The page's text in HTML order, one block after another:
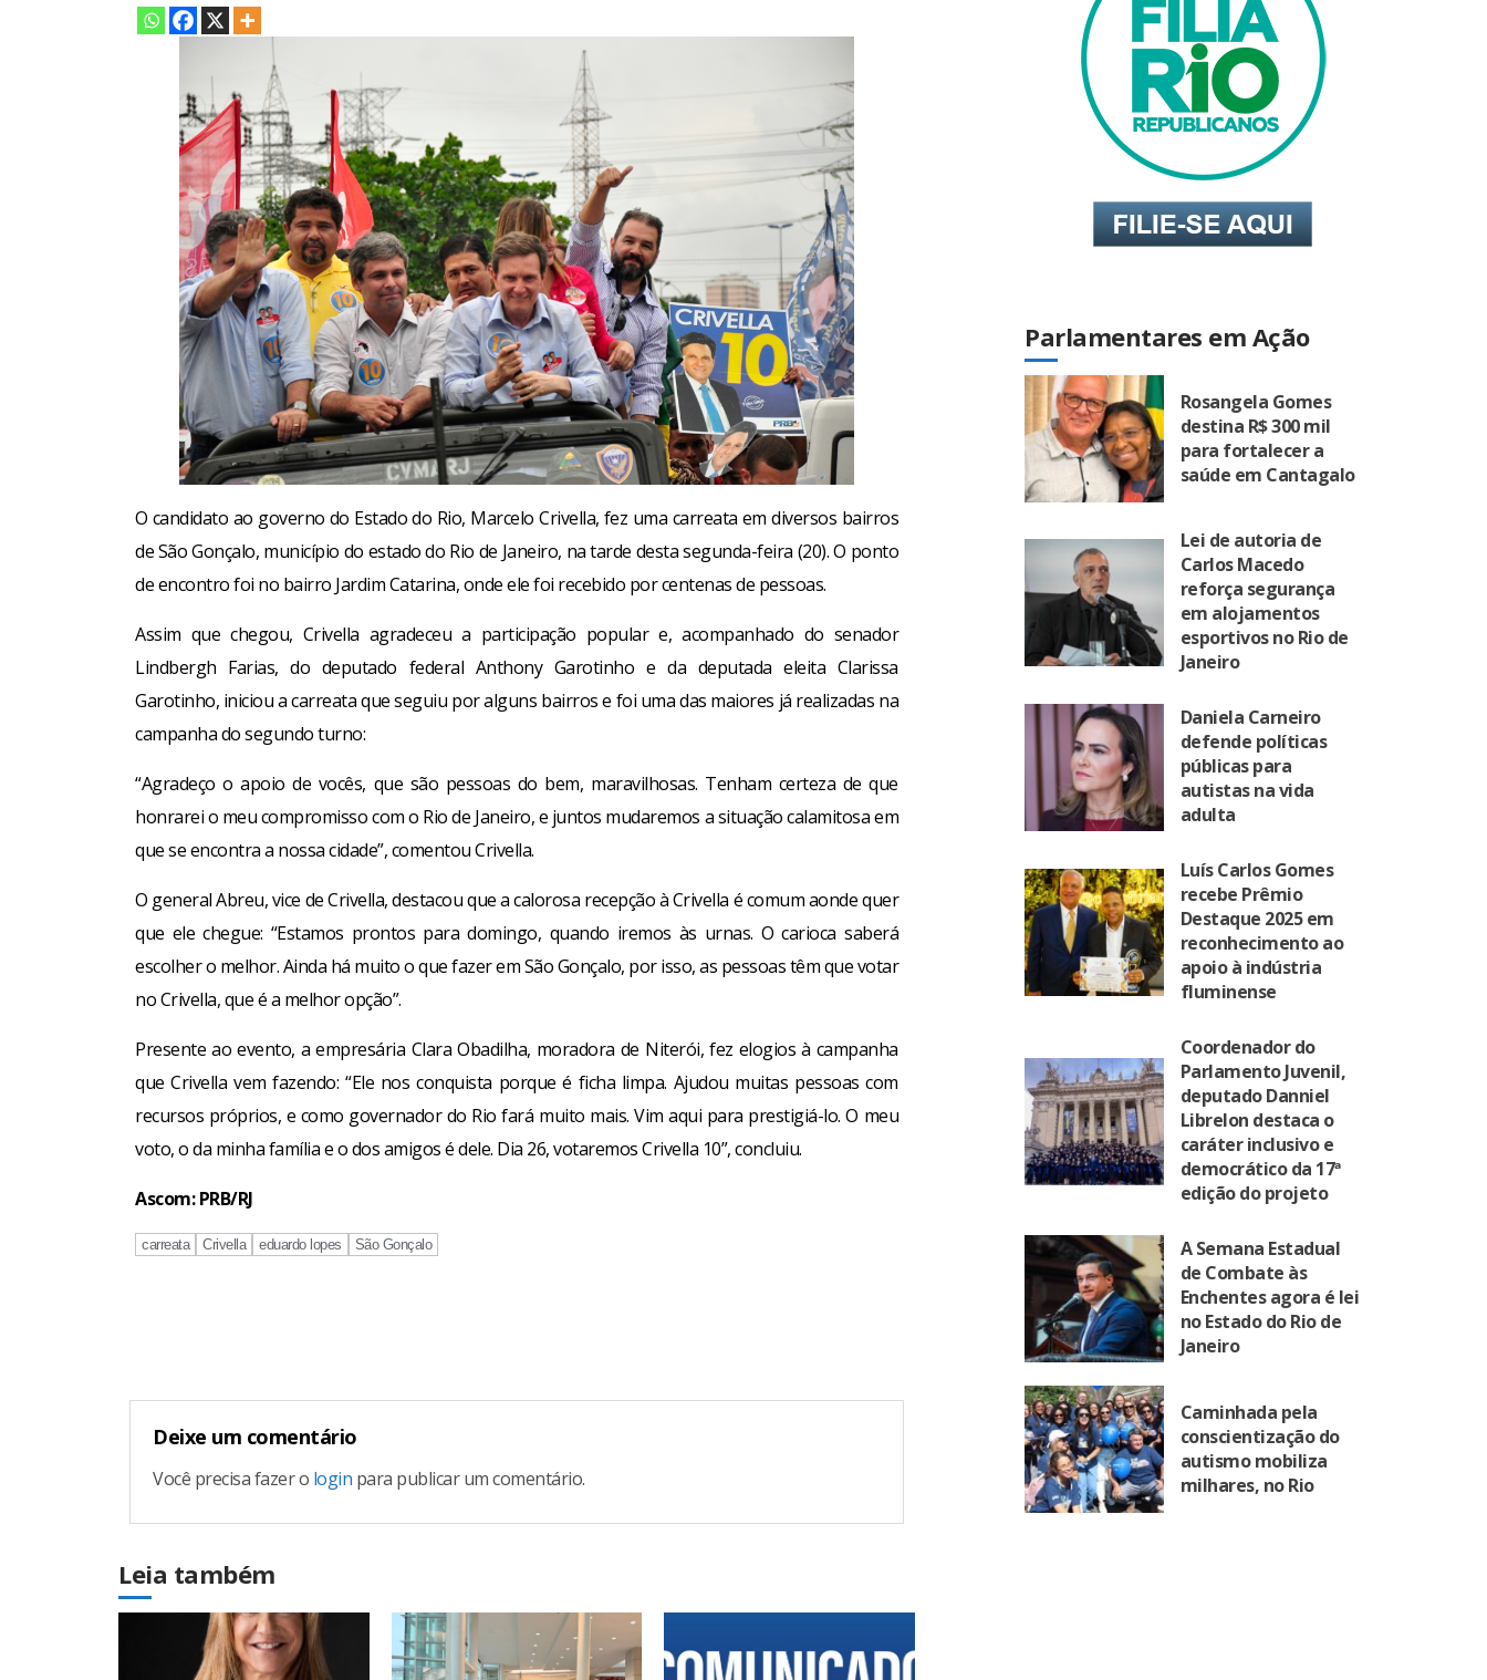
O candidato ao governo do Estado do Rio, Marcelo Crivella, fez uma carreata em diversos bairros
de São Gonçalo, município do estado do Rio de Janeiro, na tarde desta segunda-feira (20). O ponto
de encontro foi no bairro Jardim Catarina, onde ele foi recebido por centenas de pessoas.
Assim que chegou, Crivella agradeceu a participação popular e, acompanhado do senador
Lindbergh Farias, do deputado federal Anthony Garotinho e da deputada eleita Clarissa
Garotinho, iniciou a carreata que seguiu por alguns bairros e foi uma das maiores já realizadas na
campanha do segundo turno:
“Agradeço o apoio de vocês, que são pessoas do bem, maravilhosas. Tenham certeza de que
honrarei o meu compromisso com o Rio de Janeiro, e juntos mudaremos a situação calamitosa em
que se encontra a nossa cidade”, comentou Crivella.
O general Abreu, vice de Crivella, destacou que a calorosa recepção à Crivella é comum aonde quer
que ele chegue: “Estamos prontos para domingo, quando iremos às urnas. O carioca saberá
escolher o melhor. Ainda há muito o que fazer em São Gonçalo, por isso, as pessoas têm que votar
no Crivella, que é a melhor opção”.
Presente ao evento, a empresária Clara Obadilha, moradora de Niterói, fez elogios à campanha
que Crivella vem fazendo: “Ele nos conquista porque é ficha limpa. Ajudou muitas pessoas com
recursos próprios, e como governador do Rio fará muito mais. Vim aqui para prestigiá-lo. O meu
voto, o da minha família e o dos amigos é dele. Dia 26, votaremos Crivella 10”, concluiu.
Ascom: PRB/RJ
carreata Crivella eduardo lopes São Gonçalo
Deixe um comentário
Você precisa fazer o login para publicar um comentário.
Leia também
Parlamentares em Ação
Rosangela Gomes
destina R$ 300 mil
para fortalecer a
saúde em Cantagalo
Lei de autoria de
Carlos Macedo
reforça segurança
em alojamentos
esportivos no Rio de
Janeiro
Daniela Carneiro
defende políticas
públicas para
autistas na vida
adulta
Luís Carlos Gomes
recebe Prêmio
Destaque 2025 em
reconhecimento ao
apoio à indústria
fluminense
Coordenador do
Parlamento Juvenil,
deputado Danniel
Librelon destaca o
caráter inclusivo e
democrático da 17ª
edição do projeto
A Semana Estadual
de Combate às
Enchentes agora é lei
no Estado do Rio de
Janeiro
Caminhada pela
conscientização do
autismo mobiliza
milhares, no Rio